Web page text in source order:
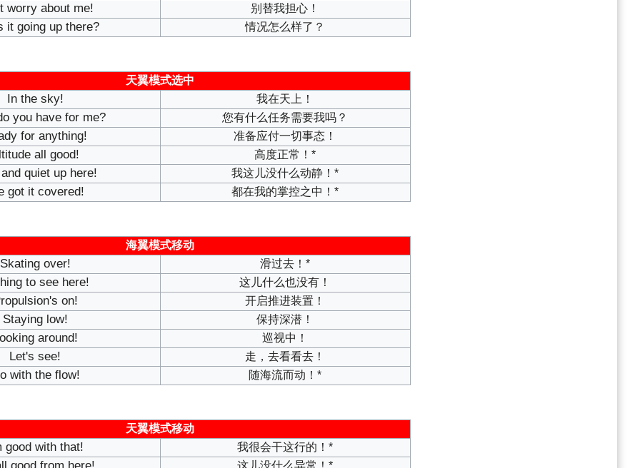
worry about me! 别替我担心！
it going up there? 情况怎么样了？
天翼模式选中
In the sky! 我在天上！
you have for me? 您有什么任务需要我吗？
for anything! 准备应付一切事态！
all good! 高度正常！*
quiet up here! 我这儿没什么动静！*
got it covered! 都在我的掌控之中！*
海翼模式移动
Skating over! 滑过去！*
to see here! 这儿什么也没有！
on! 开启推进装置！
Staying low! 保持深潜！
around! 巡视中！
Let's see! 走，去看看去！
with the flow! 随海流而动！*
天翼模式移动
good with that! 我很会干这行的！*
这儿没什么异常！*